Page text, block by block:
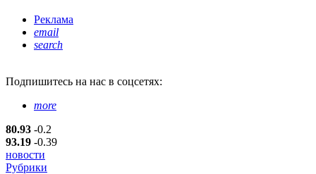
Реклама
email
search
Подпишитесь на нас в соцсетях:
more
80.93 -0.2
93.19 -0.39
новости
Рубрики